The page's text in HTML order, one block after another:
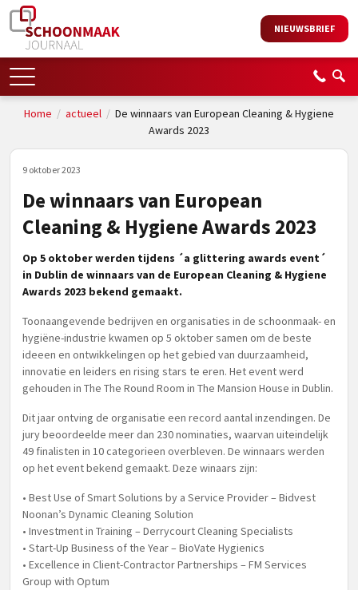
NIEUWSBRIEF
Home / actueel / De winnaars van European Cleaning & Hygiene
Awards 2023
9 oktober 2023
De winnaars van European
Cleaning & Hygiene Awards 2023
Op 5 oktober werden tijdens ´a glittering awards event´
in Dublin de winnaars van de European Cleaning & Hygiene
Awards 2023 bekend gemaakt.
Toonaangevende bedrijven en organisaties in de schoonmaak- en
hygiëne-industrie kwamen op 5 oktober samen om de beste
ideeen en ontwikkelingen op het gebied van duurzaamheid,
innovatie en leiders en rising stars te eren. Het event werd
gehouden in The The Round Room in The Mansion House in Dublin.
Dit jaar ontving de organisatie een record aantal inzendingen. De
jury beoordeelde meer dan 230 nominaties, waarvan uiteindelijk
49 finalisten in 10 categorieen overbleven. De winnaars werden
op het event bekend gemaakt. Deze winaars zijn:
• Best Use of Smart Solutions by a Service Provider – Bidvest
Noonan’s Dynamic Cleaning Solution
• Investment in Training – Derrycourt Cleaning Specialists
• Start-Up Business of the Year – BioVate Hygienics
• Excellence in Client-Contractor Partnerships – FM Services
Group with Optum